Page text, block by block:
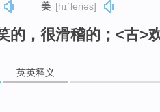
美 [hɪˈleriəs]
的，很滑稽的；<古>
英英释义